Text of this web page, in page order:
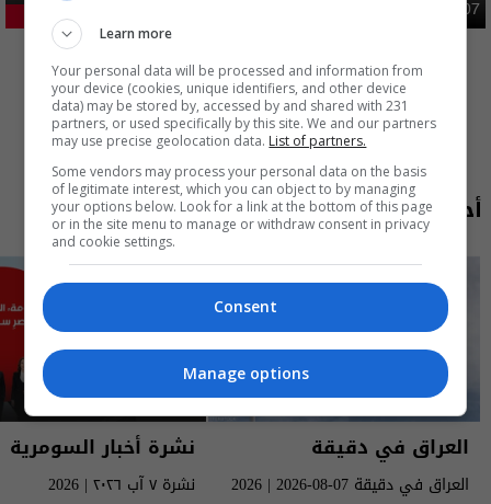
محليات 06:40 | 2026-08-07
أحدث الحلقات
العراق في دقيقة
العراق في دقيقة 07-08-2026 | 2026
نشرة أخبار السومرية
نشرة ٧ آب ٢٠٢٦ | 2026
Learn more
Your personal data will be processed and information from
your device (cookies, unique identifiers, and other device
data) may be stored by, accessed by and shared with 231
partners, or used specifically by this site. We and our partners
may use precise geolocation data. List of partners.
Some vendors may process your personal data on the basis
of legitimate interest, which you can object to by managing
your options below. Look for a link at the bottom of this page
or in the site menu to manage or withdraw consent in privacy
and cookie settings.
Consent
Manage options